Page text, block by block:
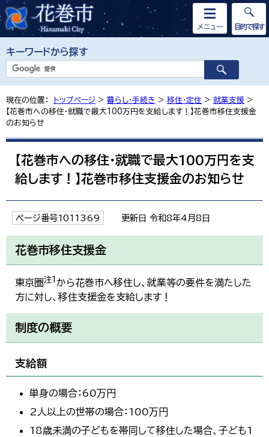
キーワードから探す
メニュー 目的で探す
現在の位置： トップページ > 暮らし・手続き > 移住・定住 > 就業支援 >
【花巻市への移住・就職で最大100万円を支給します！】花巻市移住支援金
のお知らせ
【花巻市への移住・就職で最大100万円を支
給します！】花巻市移住支援金のお知らせ
ページ番号1011369 更新日 令和8年4月8日
花巻市移住支援金
東京圏注1 から花巻市へ移住し、就業等の要件を満たした
方に対し、移住支援金を支給します！
制度の概要
支給額
単身の場合：60万円
2人以上の世帯の場合：100万円
18歳未満の子どもを帯同して移住した場合、子ども1